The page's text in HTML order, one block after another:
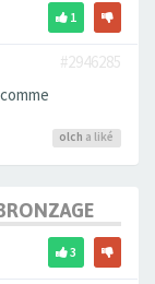
1
#2946285
olch a liké
3